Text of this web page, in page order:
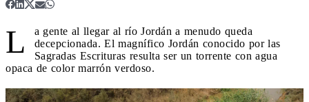
L
a gente al llegar al río Jordán a menudo queda
decepcionada. El magnífico Jordán conocido por las
Sagradas Escrituras resulta ser un torrente con agua
opaca de color marrón verdoso.